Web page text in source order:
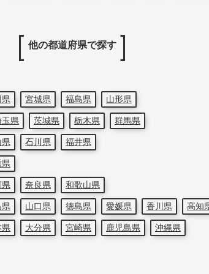
他の都道府県で探す
県 宮城県 福島県
山形県
玉県 茨城県 栃木県
群馬県
県 石川県
福井県
県
県 奈良県
和歌山県
県 山口県 徳島県 愛媛県 香川県
高知
県 大分県 宮崎県 鹿児島県
沖縄県